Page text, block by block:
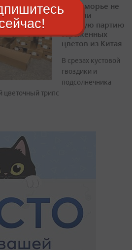
В Приморье не
пустили
крупную партию
зараженных
цветов из Китая
В срезах кустовой
гвоздики и
подсолнечника
трипс